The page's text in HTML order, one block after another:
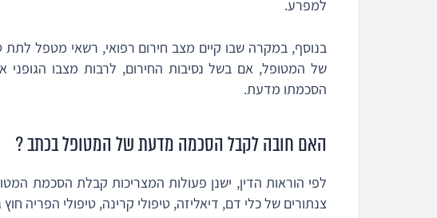
למפרע.
בנוסף, במקרה שבו קיים מצב חירום רפואי, רשאי מטפל
של המטופל, אם בשל נסיבות החירום, לרבות מצבו
הסכמתו מדעת.
האם חובה לקבל הסכמה מדעת של המטופל בכתב ?
לפי הוראות הדין, ישנן פעולות המצריכות קבלת הסכמת
צנתורים של כלי דם, דיאליזה, טיפולי קרינה, טיפולי הפריה חוץ